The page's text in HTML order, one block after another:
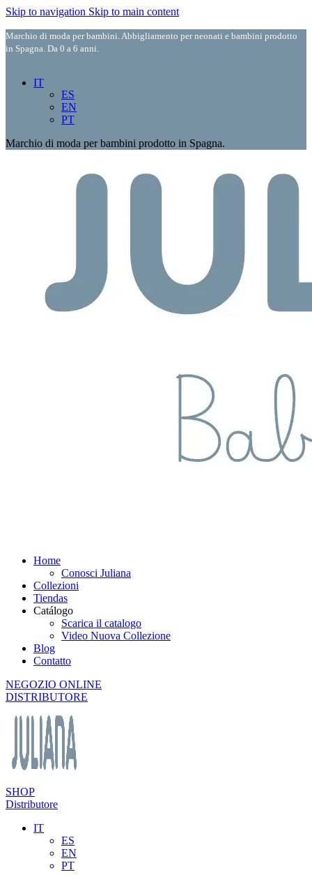
Skip to navigation Skip to main content
Marchio di moda per bambini. Abbigliamento per neonati e bambini prodotto
in Spagna. Da 0 a 6 anni.
IT
ES
EN
PT
Marchio di moda per bambini prodotto in Spagna.
Home
Conosci Juliana
Collezioni
Tiendas
Catálogo
Scarica il catalogo
Video Nuova Collezione
Blog
Contatto
NEGOZIO ONLINE
DISTRIBUTORE
SHOP
Distributore
IT
ES
EN
PT